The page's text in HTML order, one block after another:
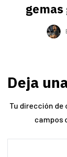
Deja
Tu dirección
campos